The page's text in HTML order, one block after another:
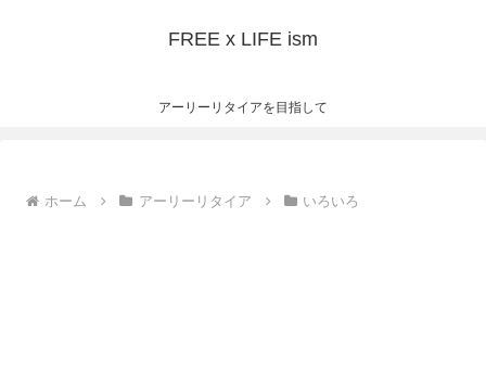
FREE x LIFE ism
アーリーリタイアを目指して
ホーム アーリーリタイア いろいろ